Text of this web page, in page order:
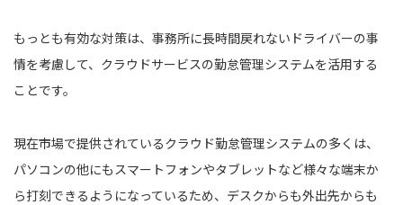
もっとも有効な対策は、事務所に長時間戻れないドライバーの事
情を考慮して、クラウドサービスの勤怠管理システムを活用する
ことです。
現在市場で提供されているクラウド勤怠管理システムの多くは、
パソコンの他にもスマートフォンやタブレットなど様々な端末か
ら打刻できるようになっているため、デスクからも外出先からも